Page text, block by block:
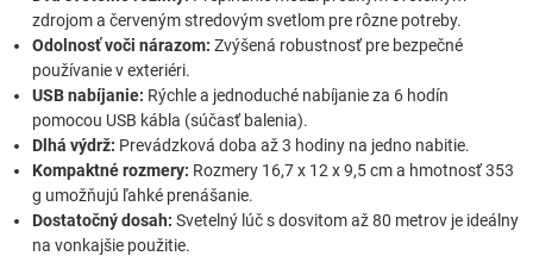
zdrojom a červeným stredovým svetlom pre rôzne potreby.
Odolnosť voči nárazom: Zvýšená robustnosť pre bezpečné
používanie v exteriéri.
USB nabíjanie: Rýchle a jednoduché nabíjanie za 6 hodín
pomocou USB kábla (súčasť balenia).
Dlhá výdrž: Prevádzková doba až 3 hodiny na jedno nabitie.
Kompaktné rozmery: Rozmery 16,7 x 12 x 9,5 cm a hmotnosť 353
g umožňujú ľahké prenášanie.
Dostatočný dosah: Svetelný lúč s dosvitom až 80 metrov je ideálny
na vonkajšie použitie.